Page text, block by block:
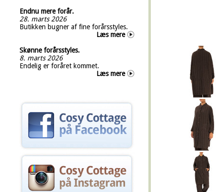
Endnu mere forår.
28. marts 2026
Butikken bugner af fine forårsstyles.
Læs mere
Skønne forårsstyles.
8. marts 2026
Endelig er foråret kommet.
Læs mere